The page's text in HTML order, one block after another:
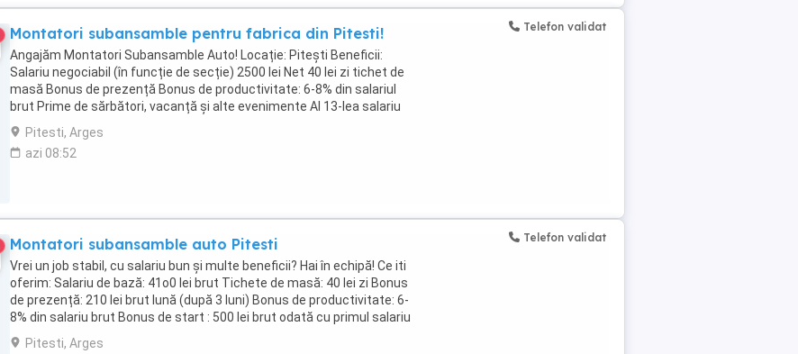
Montatori subansamble pentru fabrica din Pitesti!
Angajăm Montatori Subansamble Auto! Locație: Pitești Beneficii:
Salariu negociabil (în funcție de secție) 2500 lei Net 40 lei zi tichet de
masă Bonus de prezență Bonus de productivitate: 6-8% din salariul
brut Prime de sărbători, vacanță și alte evenimente Al 13-lea salariu
(plătit în 2 tranșe) Contract ...
Pitesti, Arges
azi 08:52
Telefon validat
Montatori subansamble auto Pitesti
Vrei un job stabil, cu salariu bun și multe beneficii? Hai în echipă! Ce iti
oferim: Salariu de bază: 41o0 lei brut Tichete de masă: 40 lei zi Bonus
de prezență: 210 lei brut lună (după 3 luni) Bonus de productivitate: 6-
8% din salariu brut Bonus de start : 500 lei brut odată cu primul salariu
...
Pitesti, Arges
Telefon validat